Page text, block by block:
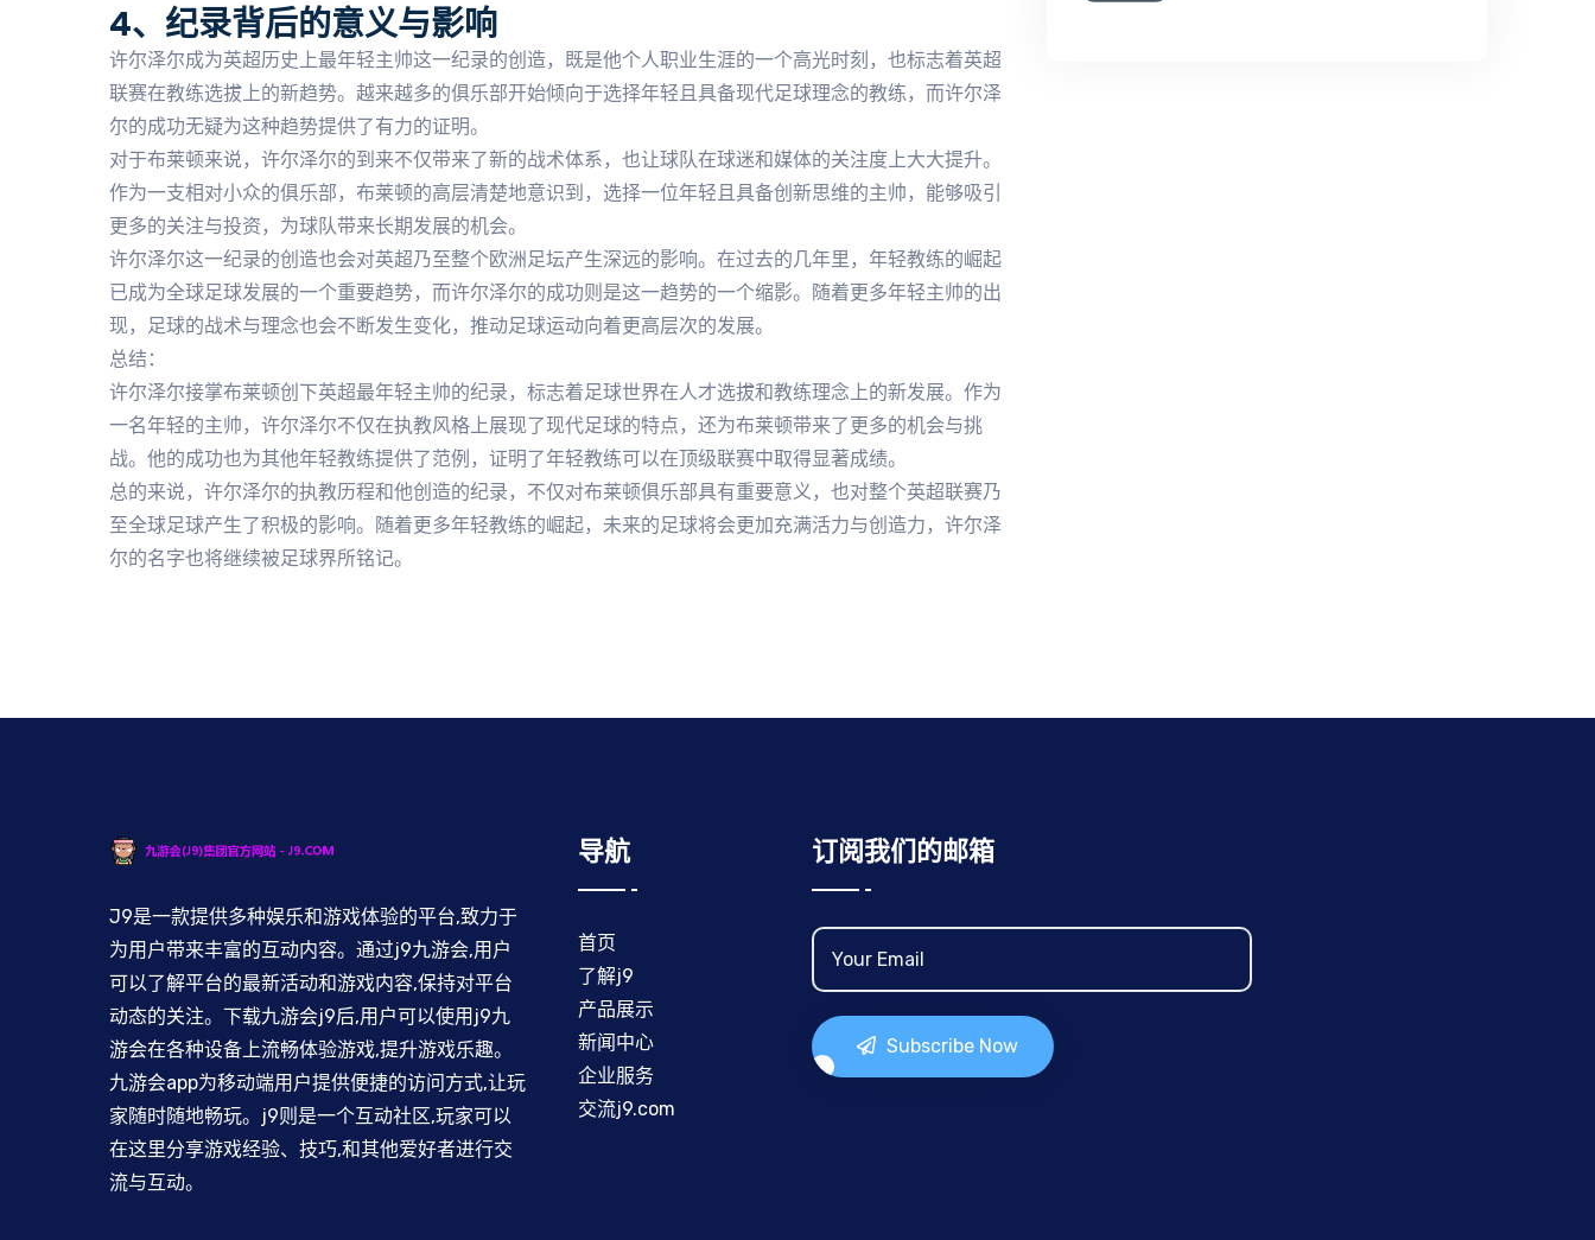
4、纪录背后的意义与影响
许尔泽尔成为英超历史上最年轻主帅这一纪录的创造，既是他个人职业生涯的一个高光时刻，也标志着英超
联赛在教练选拔上的新趋势。越来越多的俱乐部开始倾向于选择年轻且具备现代足球理念的教练，而许尔泽
尔的成功无疑为这种趋势提供了有力的证明。
对于布莱顿来说，许尔泽尔的到来不仅带来了新的战术体系，也让球队在球迷和媒体的关注度上大大提升。
作为一支相对小众的俱乐部，布莱顿的高层清楚地意识到，选择一位年轻且具备创新思维的主帅，能够吸引
更多的关注与投资，为球队带来长期发展的机会。
许尔泽尔这一纪录的创造也会对英超乃至整个欧洲足坛产生深远的影响。在过去的几年里，年轻教练的崛起
已成为全球足球发展的一个重要趋势，而许尔泽尔的成功则是这一趋势的一个缩影。随着更多年轻主帅的出
现，足球的战术与理念也会不断发生变化，推动足球运动向着更高层次的发展。
总结：
许尔泽尔接掌布莱顿创下英超最年轻主帅的纪录，标志着足球世界在人才选拔和教练理念上的新发展。作为
一名年轻的主帅，许尔泽尔不仅在执教风格上展现了现代足球的特点，还为布莱顿带来了更多的机会与挑
战。他的成功也为其他年轻教练提供了范例，证明了年轻教练可以在顶级联赛中取得显著成绩。
总的来说，许尔泽尔的执教历程和他创造的纪录，不仅对布莱顿俱乐部具有重要意义，也对整个英超联赛乃
至全球足球产生了积极的影响。随着更多年轻教练的崛起，未来的足球将会更加充满活力与创造力，许尔泽
尔的名字也将继续被足球界所铭记。
J9是一款提供多种娱乐和游戏体验的平台,致力于
为用户带来丰富的互动内容。通过j9九游会,用户
可以了解平台的最新活动和游戏内容,保持对平台
动态的关注。下载九游会j9后,用户可以使用j9九
游会在各种设备上流畅体验游戏,提升游戏乐趣。
九游会app为移动端用户提供便捷的访问方式,让玩
家随时随地畅玩。j9则是一个互动社区,玩家可以
在这里分享游戏经验、技巧,和其他爱好者进行交
流与互动。
导航
首页
了解j9
产品展示
新闻中心
企业服务
交流j9.com
订阅我们的邮箱
Subscribe Now